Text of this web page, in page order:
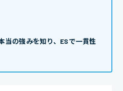
当の強みを知り、ESで一貫性